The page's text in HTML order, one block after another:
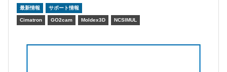
最新情報 サポート情報
Cimatron GO2cam Moldex3D NCSIMUL